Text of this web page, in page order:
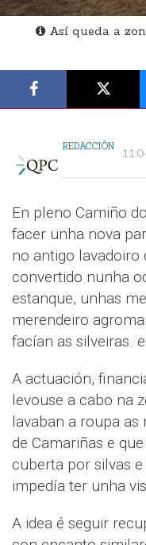
Así queda a
REDACCIÓN
En pleno Camiño
facer unha nova
no antigo lavadoiro
convertido nunha
estanque, unhas
merendeiro
facían as silveiras.
A actuación,
levouse a cabo na
lavaban a roupa as
de Camariñas e
cuberta por silvas
impedía ter unha
A idea é seguir